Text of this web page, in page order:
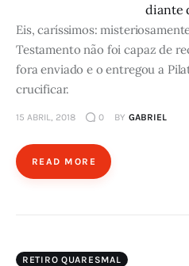
diante
Eis, caríssimos:
Testamento não foi capaz de
fora enviado e o entregou a
crucificar.
15 ABRIL, 2018 0 BY GABRIEL
READ MORE
RETIRO QUARESMAL